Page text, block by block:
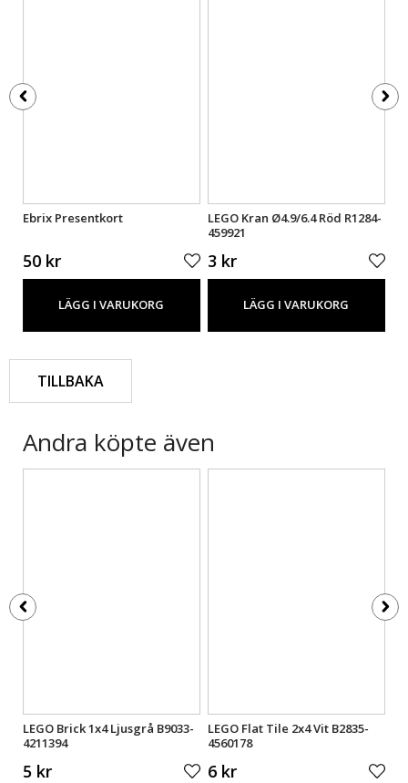
Ebrix Presentkort
50 kr
LÄGG I VARUKORG
LEGO Kran Ø4.9/6.4 Röd R1284-
459921
3 kr
LÄGG I VARUKORG
TILLBAKA
Andra köpte även
LEGO Brick 1x4 Ljusgrå B9033-
4211394
5 kr
LEGO Flat Tile 2x4 Vit B2835-
4560178
6 kr